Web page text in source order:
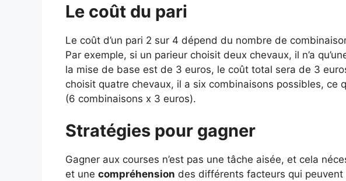
Le coût du pari
Le coût d’un pari 2 sur 4 dépend du nombre de
Par exemple, si un parieur choisit deux chevaux, il n’a
la mise de base est de 3 euros, le coût total sera de 3
choisit quatre chevaux, il a six combinaisons possibles, ce
(6 combinaisons x 3 euros).
Stratégies pour gagner
Gagner aux courses n’est pas une tâche aisée, et cela
et une compréhension des différents facteurs qui peuvent